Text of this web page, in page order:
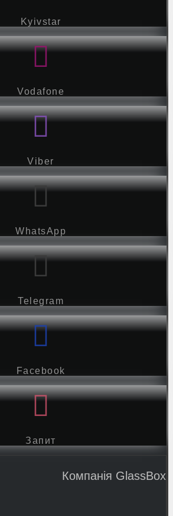
Kyivstar
Vodafone
Viber
WhatsApp
Telegram
Facebook
Запит
Компанія GlassBox